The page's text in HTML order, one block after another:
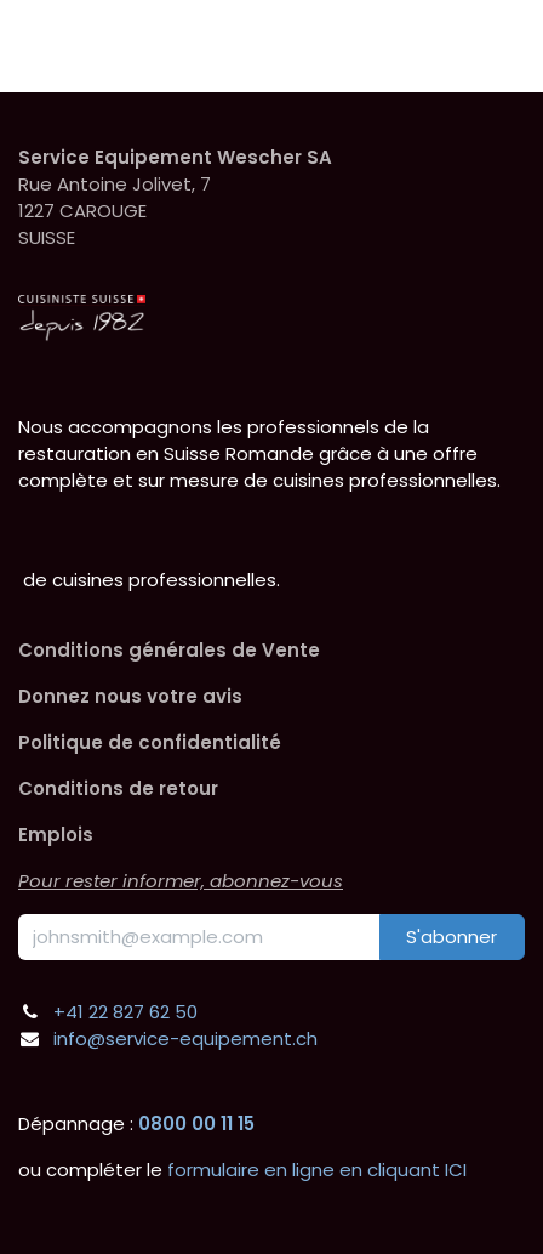
Service Equipement Wescher SA
Rue Antoine Jolivet, 7
1227 CAROUGE
SUISSE
Nous accompagnons les professionnels de la
restauration en Suisse Romande grâce à une offre
complète et sur mesure de cuisines professionnelles.
de cuisines professionnelles.
Conditions générales de Vente
Donnez nous votre avis
Politique de confidentialité
Conditions de retour
Emplois
Pour rester informer, abonnez-vous
S'abonner
+41 22 827 62 50
info@service-equipement.ch
Dépannage : 0800 00 11 15
ou compléter le formulaire en ligne en cliquant ICI